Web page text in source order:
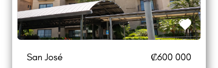
San José ₡600 000